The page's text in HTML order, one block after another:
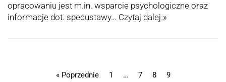
opracowaniu jest m.in. wsparcie psychologiczne oraz
informacje dot. specustawy… Czytaj dalej »
« Poprzednie 1 … 7 8 9